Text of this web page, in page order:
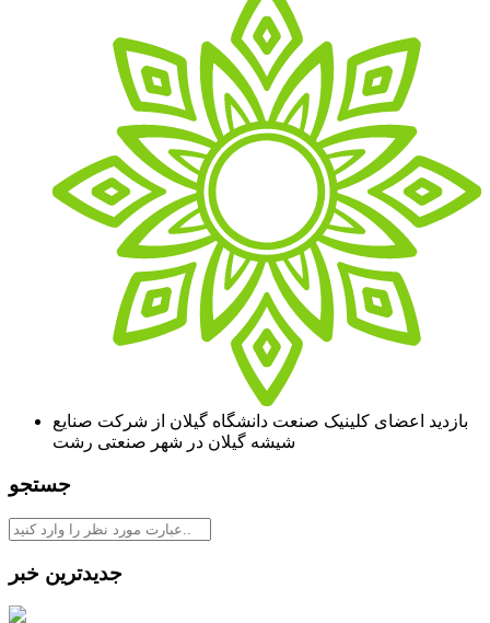
بازدید اعضای کلینیک صنعت دانشگاه گیلان از شرکت صنایع
شیشه گیلان در شهر صنعتی رشت
جستجو
جدیدترین خبر